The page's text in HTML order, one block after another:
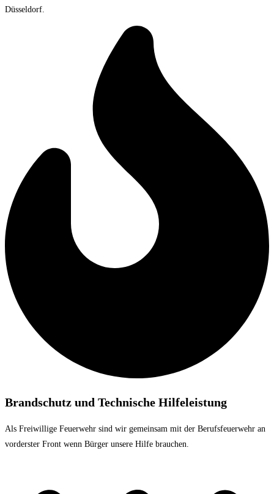
Düsseldorf.
Brandschutz und Technische Hilfeleistung
Als Freiwillige Feuerwehr sind wir gemeinsam mit der Berufsfeuerwehr an
vorderster Front wenn Bürger unsere Hilfe brauchen.